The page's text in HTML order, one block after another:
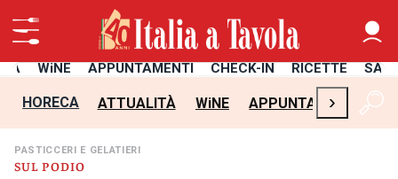
WiNE APPUNTAMENTI CHECK-IN RICETTE
HORECA ATTUALITÀ WiNE APPUNTAMENTI
›
SUL PODIO
PASTICCERI E GELATIERI